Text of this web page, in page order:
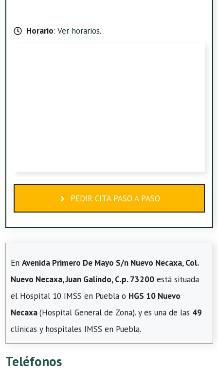
Horario: Ver horarios.
PEDIR CITA PASO A PASO
En Avenida Primero De Mayo S/n Nuevo Necaxa, Col.
Nuevo Necaxa, Juan Galindo, C.p. 73200 está situada
el Hospital 10 IMSS en Puebla o HGS 10 Nuevo
Necaxa(Hospital General de Zona). y es una de las 49
clínicas y hospitales IMSS en Puebla.
Teléfonos